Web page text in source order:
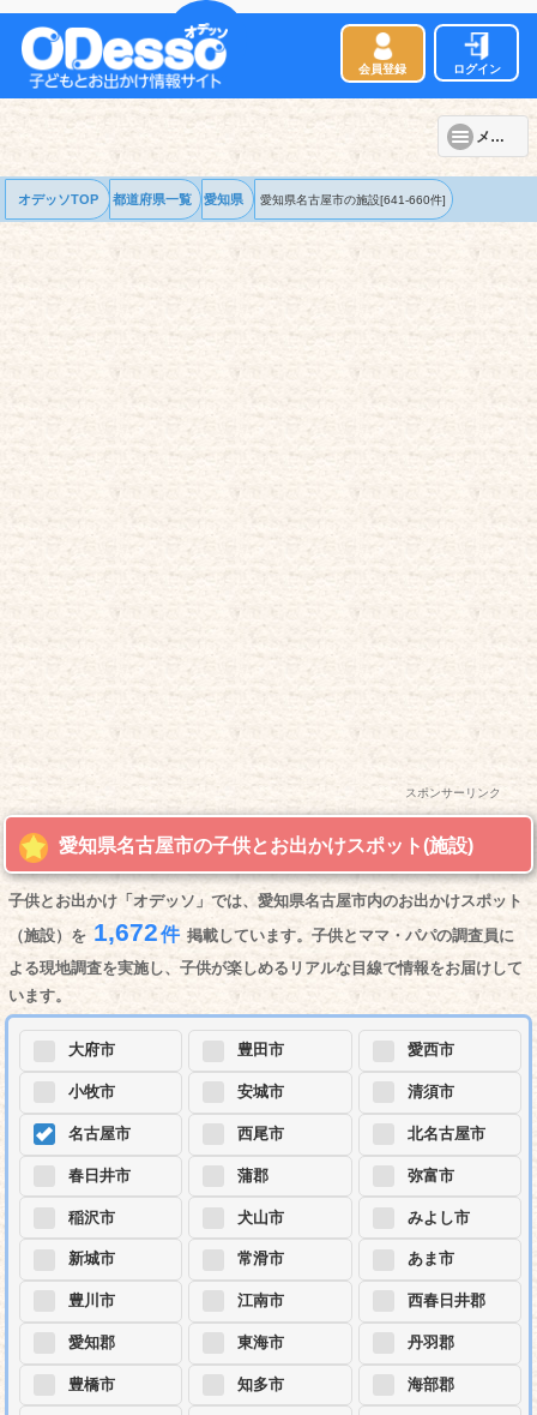
会員登録 ログイン
メニュー
オデッソTOP 都道府県一覧 愛知県 愛知県名古屋市の施設[641-660件]
スポンサーリンク
愛知県名古屋市の子供とお出かけスポット(施設)
子供とお出かけ「オデッソ」では、愛知県名古屋市内のお出かけスポット
（施設）を 1,672件 掲載しています。子供とママ・パパの調査員に
よる現地調査を実施し、子供が楽しめるリアルな目線で情報をお届けして
います。
大府市
小牧市
名古屋市
春日井市
稲沢市
新城市
豊川市
愛知郡
豊橋市
豊田市
安城市
西尾市
蒲郡
犬山市
常滑市
江南市
東海市
知多市
愛西市
清須市
北名古屋市
弥富市
みよし市
あま市
西春日井郡
丹羽郡
海部郡